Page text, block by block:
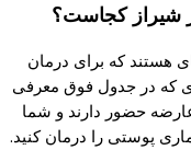
شیراز کجاست؟
هستند که برای درمان
که در جدول فوق معرفی
حضور دارند و شما
پوستی را درمان کنید.